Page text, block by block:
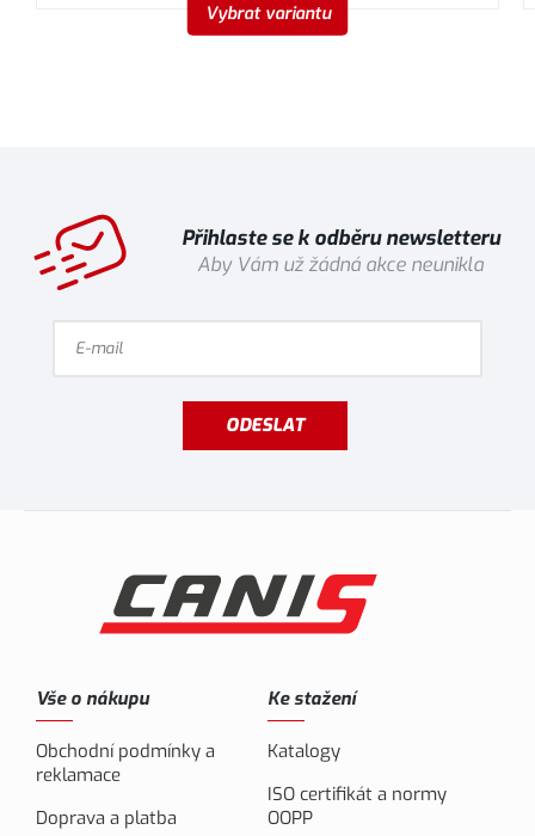
Vybrat variantu
Přihlaste se k odběru newsletteru
Aby Vám už žádná akce neunikla
ODESLAT
Vše o nákupu
Obchodní podmínky a
reklamace
Doprava a platba
Ke stažení
Katalogy
ISO certifikát a normy
OOPP